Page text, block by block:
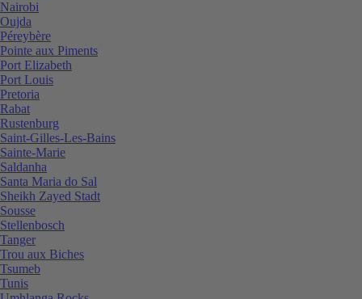
Nairobi
Oujda
Péreybère
Pointe aux Piments
Port Elizabeth
Port Louis
Pretoria
Rabat
Rustenburg
Saint-Gilles-Les-Bains
Sainte-Marie
Saldanha
Santa Maria do Sal
Sheikh Zayed Stadt
Sousse
Stellenbosch
Tanger
Trou aux Biches
Tsumeb
Tunis